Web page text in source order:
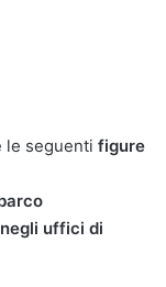
le seguenti figure
uffici di